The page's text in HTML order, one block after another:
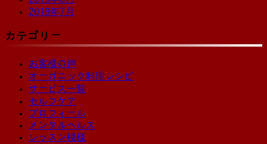
2018年7月
カテゴリー
お客様の声
オーガニック料理レシピ
サービス一覧
セルフケア
プロフィール
メンタルヘルス
レッスン模様